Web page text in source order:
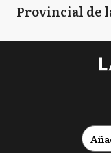
Provincial de